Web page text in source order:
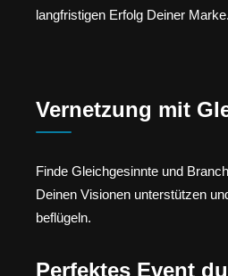
langfristigen Erfolg Deiner Marke.
Vernetzung mit
Finde Gleichgesinnte und
Deinen Visionen unterstützen
beflügeln.
Perfektes Event